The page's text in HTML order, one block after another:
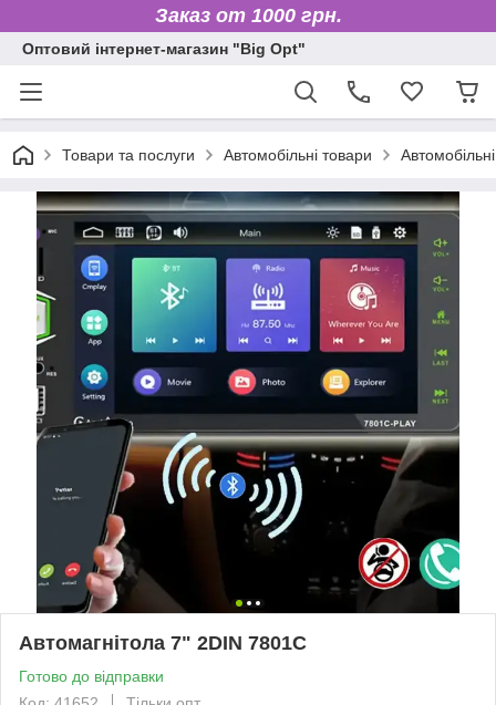
Заказ от 1000 грн.
Оптовий інтернет-магазин "Big Opt"
Товари та послуги Автомобільні товари
Автомагнітола 7" 2DIN 7801C
Готово до відправки